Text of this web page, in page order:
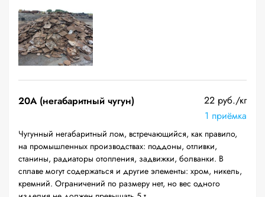
20A (негабаритный чугун)
22 руб./кг
1 приёмка
Чугунный негабаритный лом, встречающийся, как правило,
на промышленных производствах: поддоны, отливки,
станины, радиаторы отопления, задвижки, болванки. В
сплаве могут содержаться и другие элементы: хром, никель,
кремний. Ограничений по размеру нет, но вес одного